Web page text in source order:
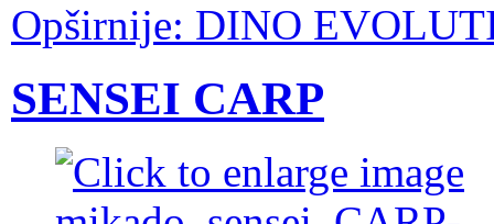
Opširnije: DINO
SENSEI CARP